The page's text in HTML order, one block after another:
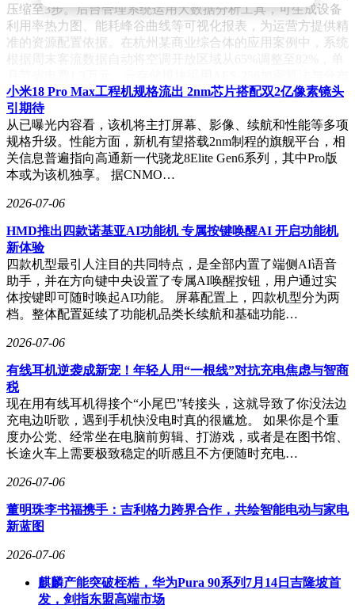
压缩至3步。后台管理系统运用大数据分析工具，可生成设备
利用率热力图、能耗峰谷曲线等可视化报表，为运营方提供精
准的资源配置依据。在杭州某商业综合体的应用案例中，系统
根据周末客流数据自动将空调开放区域从65%调整至82%，单
式存储架构，确保用户支付信息与设备日志的存储安全符合等
保2.0三级标准。
技术实现过程中，开发团队需平衡多重挑战：嵌入式系统通过
增加看门狗电路与电磁屏蔽层提升工业环境适应性，移动端应
用采用预加载技术将页面响应速度优化至0.8秒以内，云端平
技披露，其共享空调解决方案历经12,700余次功能迭代，形成
包含43项专利技术的标准化产品包，目前已在23个省份完成超
10万台设备部署。该系统不仅降低用户初期投入成本70%以
上，更通过智能调控使设备综合能效提升18%，为共享经济领
域的技术落地提供了可复制的实践范本。
小米18 Pro Max工程机规格流出 2nm芯片搭配双2亿像素镜头
引期待
从已曝光内容看，该机将主打屏幕、影像、续航和性能等多项
规格升级。性能方面，新机有望搭载2nm制程的旗舰平台，相
关信息普遍指向高通新一代骁龙8Elite Gen6系列，其中Pro版
本或为该机独享。 据CNMO…
2026-07-06
HMD推出四款诺基亚AI功能机 专属按键唤醒AI 开启功能机
新体验
四款机型最引人注目的共同特点，是全部内置了端侧AI语音
助手，并在方向键中央设置了专属AI唤醒按钮，用户通过实
体按键即可随时唤起AI功能。 屏幕配置上，四款机型分为两
档。整体配置延续了功能机品类长续航和基础功能…
2026-07-06
有线耳机逆袭成新宠！年轻人用“一根线”对抗充电焦虑与智商
税
现在用有线耳机得接个“小尾巴”转接头，这就导致了你没法边
充电边听歌，遇到手机快没电时真的很尴尬。 如果你是个重
度办公党、经常坐在电脑前剪辑、打游戏，或者是在图书馆、
长途火车上需要极致稳定的听感且不方便随时充电…
2026-07-06
董明珠李书福携手：吉利格力跨界合作，共绘智能电动与家电
新蓝图
2026-07-06
麒麟产能突破桎梏，华为Pura 90系列7月14日吉隆坡首
发，剑指东盟高端市场